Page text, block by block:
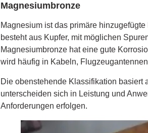
Magnesiumbronze
Magnesium ist das primäre
besteht aus Kupfer, mit möglichen
Magnesiumbronze hat eine gute
wird häufig in Kabeln,
Die obenstehende Klassifikation basiert
unterscheiden sich in Leistung und
Anforderungen erfolgen.